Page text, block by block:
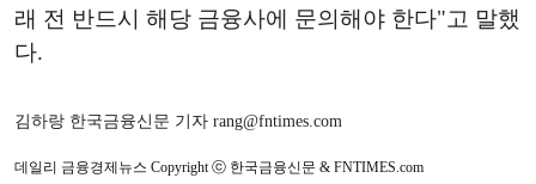
래 전 반드시 해당 금융사에 문의해야 한다"고 말했
다.
김하랑 한국금융신문 기자 rang@fntimes.com
데일리 금융경제뉴스 Copyright ⓒ 한국금융신문 & FNTIMES.com